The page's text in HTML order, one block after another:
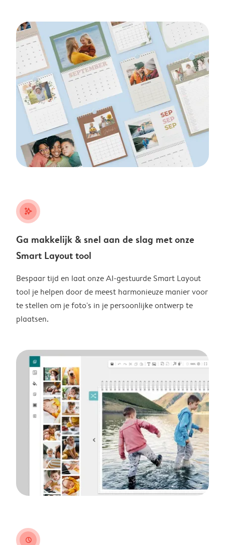
stars_plus
Ga makkelijk & snel aan de slag met onze
Smart Layout tool
Bespaar tijd en laat onze AI-gestuurde Smart Layout
tool je helpen door de meest harmonieuze manier voor
te stellen om je foto's in je persoonlijke ontwerp te
plaatsen.
clock